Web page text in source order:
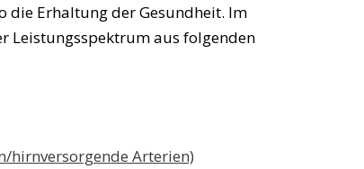
die Erhaltung der Gesundheit. Im
Leistungsspektrum aus folgenden
hirnversorgende Arterien)